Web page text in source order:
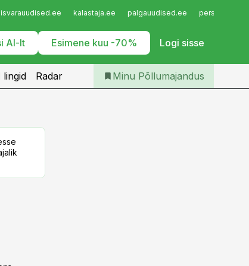
kalastaja.ee palgauudised.ee
AI-lt Esimene kuu -70% Logi sisse
Iseteenindus
Telli Põllumajandus
lingid Radar Minu Põllumajandus